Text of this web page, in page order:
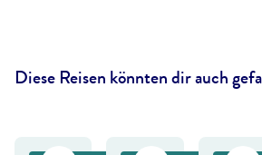
Diese Reisen könnten dir auch